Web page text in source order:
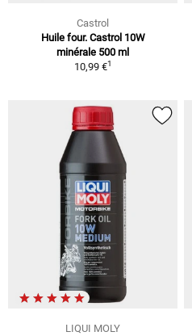
Castrol
Huile four. Castrol 10W
minérale 500 ml
10,99 €1
LIQUI MOLY